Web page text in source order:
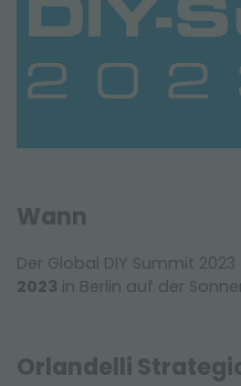
Wann
Der Global DIY Summit
2023 in Berlin auf der
Orlandelli